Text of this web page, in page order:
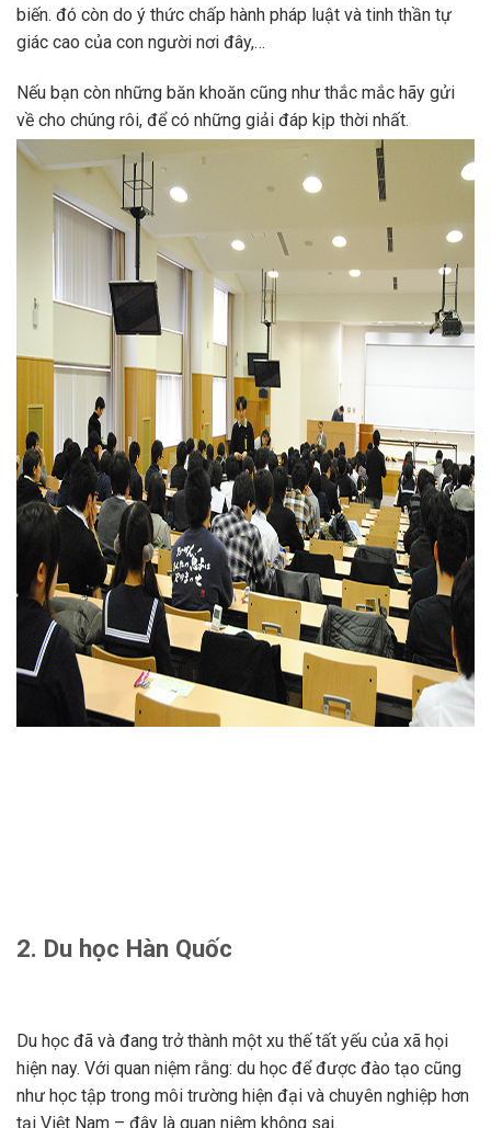
biến. đó còn do ý thức chấp hành pháp luật và tinh thần tự
giác cao của con người nơi đây,…
Nếu bạn còn những băn khoăn cũng như thắc mắc hãy gửi
về cho chúng rôi, để có những giải đáp kịp thời nhất.
2. Du học Hàn Quốc
Du học đã và đang trở thành một xu thế tất yếu của xã họi
hiện nay. Với quan niệm rằng: du học để được đào tạo cũng
như học tập trong môi trường hiện đại và chuyên nghiệp hơn
tại Việt Nam – đây là quan niệm không sai.